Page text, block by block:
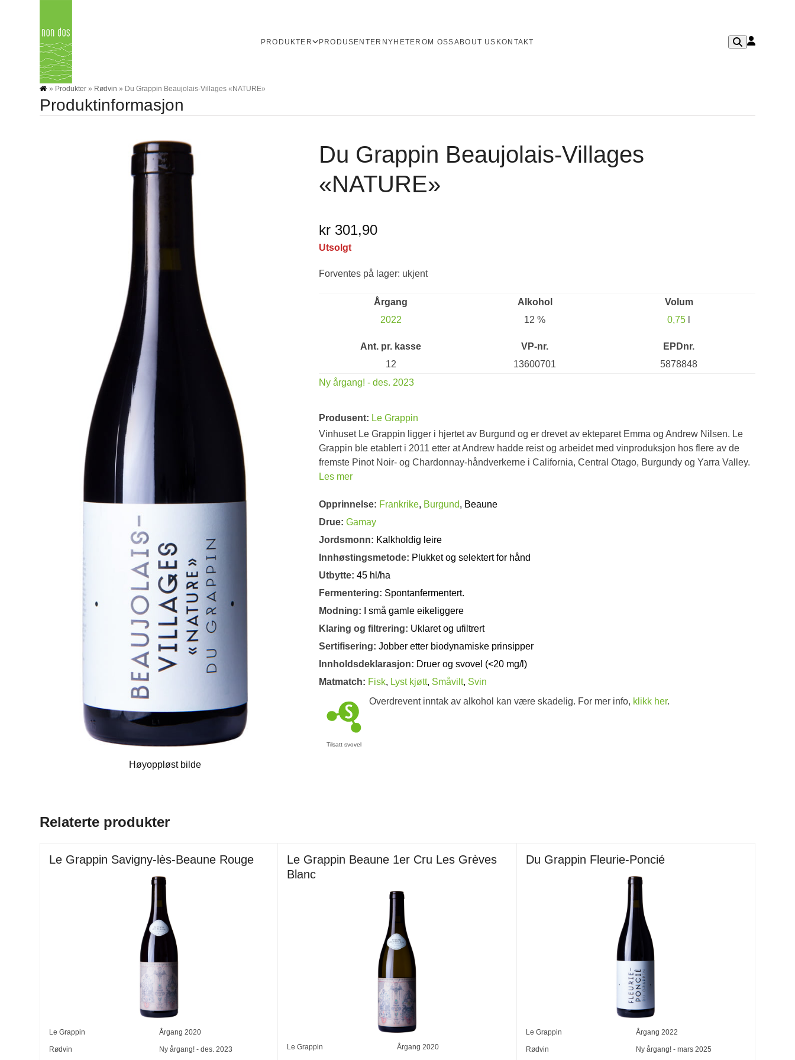
PRODUKTER PRODUSENTER NYHETER OM OSSABOUT US KONTAKT
» Produkter » Rødvin » Du Grappin Beaujolais-Villages «NATURE»
Produktinformasjon
Høyoppløst bilde
Du Grappin Beaujolais-Villages
«NATURE»
kr 301,90
Utsolgt
Forventes på lager: ukjent
Årgang
2022
Alkohol
12 %
Volum
0,75
Ant. pr. kasse
12
VP-nr.
13600701
EPDnr.
5878848
Ny årgang! - des. 2023
Produsent: Le Grappin
Vinhuset Le Grappin ligger i hjertet av Burgund og er drevet av ekteparet Emma og Andrew Nilsen. Le
Grappin ble etablert i 2011 etter at Andrew hadde reist og arbeidet med vinproduksjon hos flere av de
fremste Pinot Noir- og Chardonnay-håndverkerne i California, Central Otago, Burgundy og Yarra Valley.
Les mer
Opprinnelse: Frankrike, Burgund, Beaune
Drue: Gamay
Jordsmonn: Kalkholdig leire
Innhøstingsmetode: Plukket og selektert for hånd
Utbytte: 45 hl/ha
Fermentering: Spontanfermentert.
Modning:
I små gamle eikeliggere
Klaring og filtrering: Uklaret og ufiltrert
Sertifisering: Jobber etter biodynamiske prinsipper
Innholdsdeklarasjon: Druer og svovel (<20 mg/l)
Matmatch: Fisk, Lyst kjøtt, Småvilt, Svin
Tilsatt svovel
Overdrevent inntak av alkohol kan være skadelig. For mer info, klikk her.
Relaterte produkter
Le Grappin Savigny-lès-Beaune Rouge
Le Grappin Årgang 2020
Rødvin Ny årgang! - des. 2023
Le Grappin Beaune 1er Cru Les Grèves
Blanc
Le Grappin Årgang2020
Du Grappin Fleurie-Poncié
Le Grappin Årgang 2022
Rødvin Ny årgang! - mars 2025